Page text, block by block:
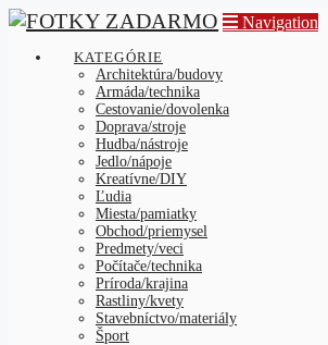
Navigation
KATEGÓRIE
Architektúra/budovy
Armáda/technika
Cestovanie/dovolenka
Doprava/stroje
Hudba/nástroje
Jedlo/nápoje
Kreatívne/DIY
Ľudia
Miesta/pamiatky
Obchod/priemysel
Predmety/veci
Počítače/technika
Príroda/krajina
Rastliny/kvety
Stavebníctvo/materiály
Šport